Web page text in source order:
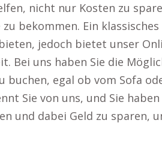
nicht nur Kosten zu
zu bekommen. Ein
jedoch bietet unser
Bei uns haben Sie die
buchen, egal ob vom Sofa
Sie von uns, und Sie
und dabei Geld zu sparen,